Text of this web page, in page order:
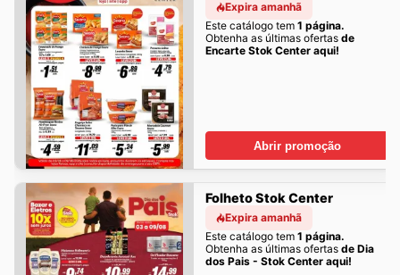
Expira amanhã
Este catálogo tem 1 página.
Obtenha as últimas ofertas de
Encarte Stok Center aqui!
Abrir promoção
Folheto Stok Center
Expira amanhã
Este catálogo tem 1 página.
Obtenha as últimas ofertas de Dia
dos Pais - Stok Center aqui!